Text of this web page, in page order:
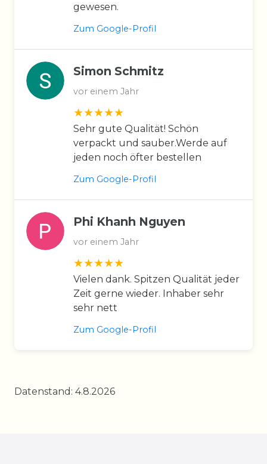
gewesen.
Zum Google-Profil
Simon Schmitz
vor einem Jahr
Sehr gute Qualität! Schön
verpackt und sauber.Werde auf
jeden noch öfter bestellen
Zum Google-Profil
Phi Khanh Nguyen
vor einem Jahr
Vielen dank. Spitzen Qualität jeder
Zeit gerne wieder. Inhaber sehr
sehr nett
Zum Google-Profil
Datenstand: 4.8.2026